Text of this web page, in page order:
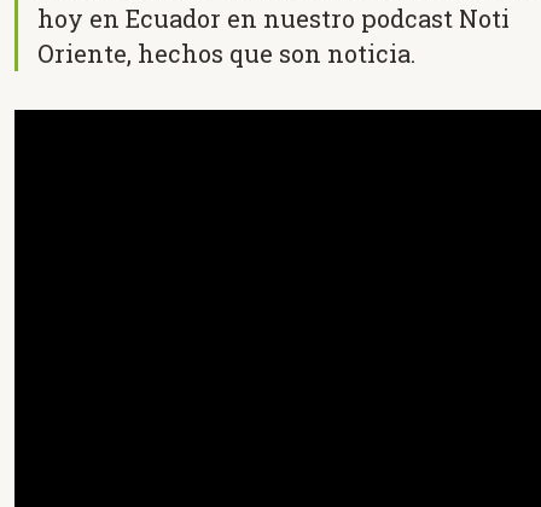
hoy en Ecuador en nuestro podcast Noti
Oriente, hechos que son noticia.